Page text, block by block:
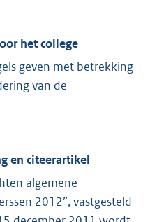
het college
geven met betrekking
van de
en citeerartikel
algemene
2012”, vastgesteld